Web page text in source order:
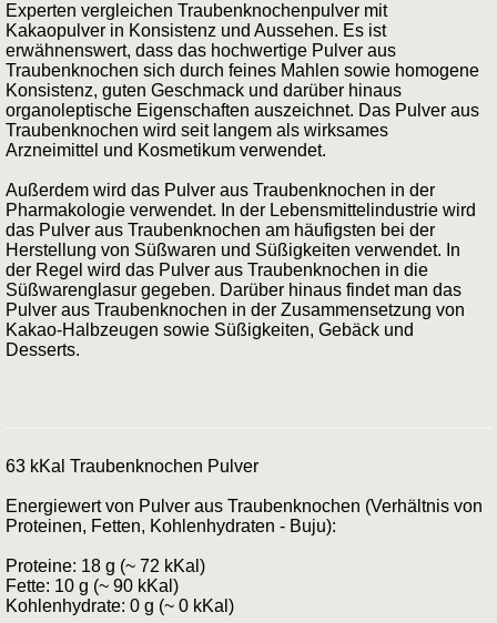
Experten vergleichen Traubenknochenpulver mit
Kakaopulver in Konsistenz und Aussehen. Es ist
erwähnenswert, dass das hochwertige Pulver aus
Traubenknochen sich durch feines Mahlen sowie homogene
Konsistenz, guten Geschmack und darüber hinaus
organoleptische Eigenschaften auszeichnet. Das Pulver aus
Traubenknochen wird seit langem als wirksames
Arzneimittel und Kosmetikum verwendet.
Außerdem wird das Pulver aus Traubenknochen in der
Pharmakologie verwendet. In der Lebensmittelindustrie wird
das Pulver aus Traubenknochen am häufigsten bei der
Herstellung von Süßwaren und Süßigkeiten verwendet. In
der Regel wird das Pulver aus Traubenknochen in die
Süßwarenglasur gegeben. Darüber hinaus findet man das
Pulver aus Traubenknochen in der Zusammensetzung von
Kakao-Halbzeugen sowie Süßigkeiten, Gebäck und
Desserts.
63 kKal Traubenknochen Pulver
Energiewert von Pulver aus Traubenknochen (Verhältnis von
Proteinen, Fetten, Kohlenhydraten - Buju):
Proteine: 18 g (~ 72 kKal)
Fette: 10 g (~ 90 kKal)
Kohlenhydrate: 0 g (~ 0 kKal)